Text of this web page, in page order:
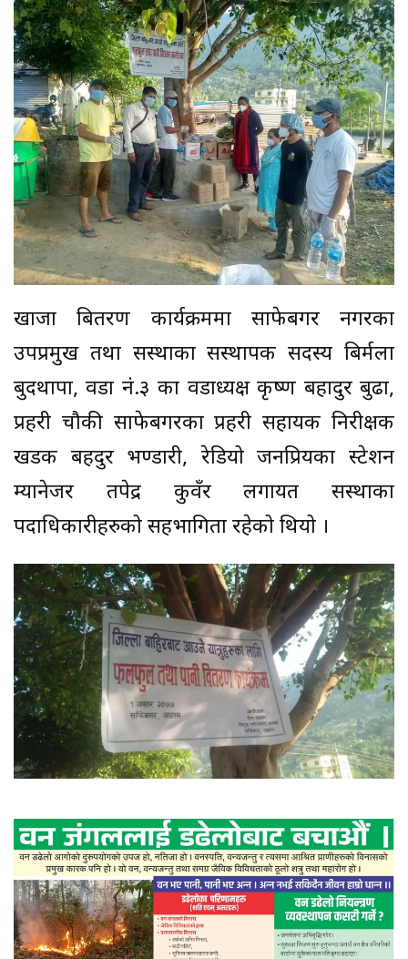
खाजा बितरण कार्यक्रममा साफेबगर नगरका
उपप्रमुख तथा सस्थाका सस्थापक सदस्य बिर्मला
बुदथापा, वडा नं.३ का वडाध्यक्ष कृष्ण बहादुर बुढा,
प्रहरी चौकी साफेबगरका प्रहरी सहायक निरीक्षक
खडक बहदुर भण्डारी, रेडियो जनप्रियका स्टेशन
म्यानेजर तपेद्र कुवँर लगायत सस्थाका
पदाधिकारीहरुको सहभागिता रहेको थियो ।